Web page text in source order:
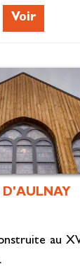
Voir
D'AULNAY
au